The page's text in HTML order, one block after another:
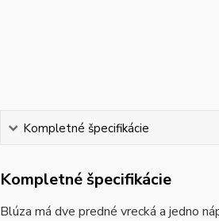
Kompletné špecifikácie
Kompletné špecifikácie
Blúza má dve predné vrecká a jedno